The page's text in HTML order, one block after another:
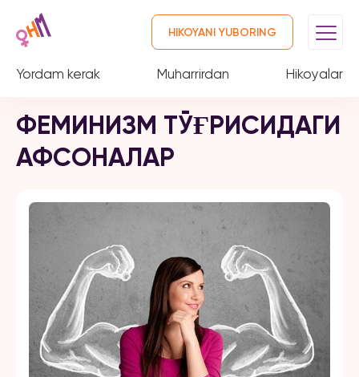
Yordam kerak Muharrirdan Hikoyalar
HIKOYANI YUBORING
ФЕМИНИЗМ ТЎҒРИСИДАГИ
АФСОНАЛАР